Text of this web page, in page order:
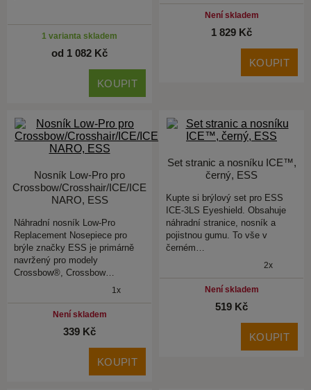
1 varianta skladem
od 1 082 Kč
KOUPIT
Není skladem
1 829 Kč
KOUPIT
Nosník Low-Pro pro
Crossbow/Crosshair/ICE/ICE
NARO, ESS
Náhradní nosník Low-Pro
Replacement Nosepiece pro
brýle značky ESS je primárně
navržený pro modely
Crossbow®, Crossbow…
1x
Není skladem
339 Kč
KOUPIT
Set stranic a nosníku ICE™,
černý, ESS
Kupte si brýlový set pro ESS
ICE-3LS Eyeshield. Obsahuje
náhradní stranice, nosník a
pojistnou gumu. To vše v
černém…
2x
Není skladem
519 Kč
KOUPIT